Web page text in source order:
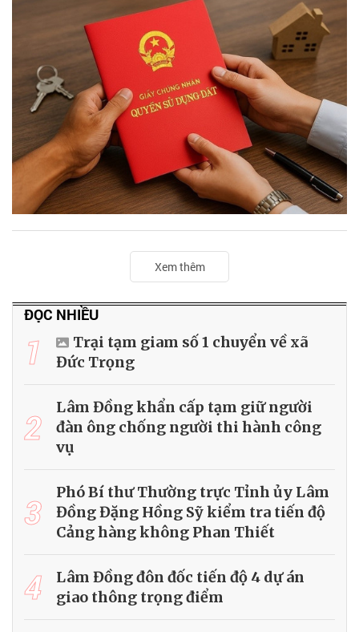
Xem thêm
ĐỌC NHIỀU
1
Trại tạm giam số 1 chuyển về xã
Đức Trọng
2
Lâm Đồng khẩn cấp tạm giữ người
đàn ông chống người thi hành công
vụ
3
Phó Bí thư Thường trực Tỉnh ủy Lâm
Đồng Đặng Hồng Sỹ kiểm tra tiến độ
Cảng hàng không Phan Thiết
4
Lâm Đồng đôn đốc tiến độ 4 dự án
giao thông trọng điểm